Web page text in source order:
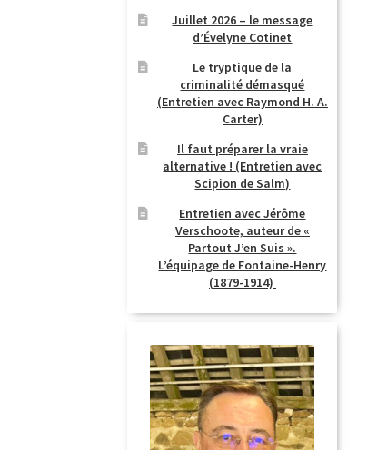
Juillet 2026 – le message
d’Évelyne Cotinet
Le tryptique de la
criminalité démasqué
(Entretien avec Raymond H. A.
Carter)
Il faut préparer la vraie
alternative ! (Entretien avec
Scipion de Salm)
Entretien avec Jérôme
Verschoote, auteur de «
Partout J’en Suis ».
L’équipage de Fontaine-Henry
(1879-1914)